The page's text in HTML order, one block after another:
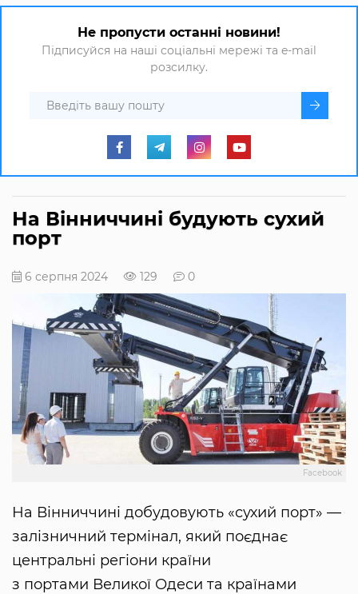
Не пропусти останні новини!
Підписуйся на наші соціальні мережі та e-mail
розсилку.
На Вінниччині будують сухий
порт
6 серпня 2024 129 0
Facebook
На Вінниччині добудовують «сухий порт» —
залізничний термінал, який поєднає
центральні регіони країни
з портами Великої Одеси та країнами